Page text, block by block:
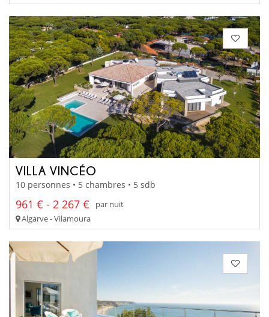
VILLA VINCÉO
10 personnes • 5 chambres • 5 sdb
961 € - 2 267 €
par nuit
Algarve - Vilamoura